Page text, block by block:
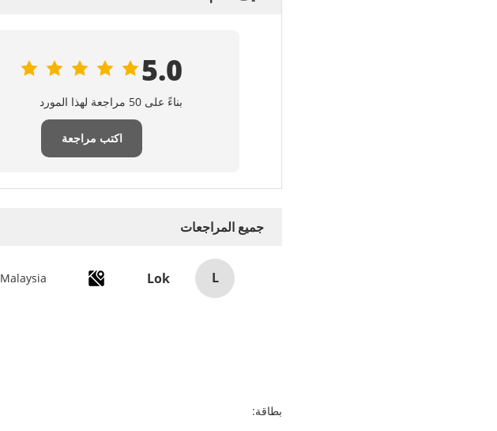
5.0
بناءً على 50 مراجعة لهذا المورد
اكتب مراجعة
جميع المراجعات
L
Lok
Malaysia
بطاقة: